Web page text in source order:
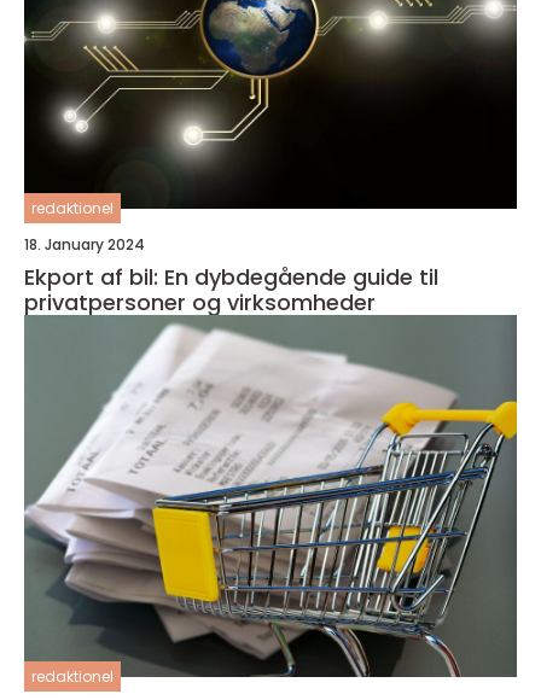
redaktionel
18. January 2024
Ekport af bil: En dybdegående guide til
privatpersoner og virksomheder
redaktionel